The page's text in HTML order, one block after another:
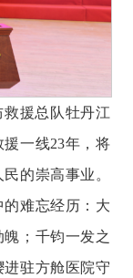
援总队牡丹江
援一线23年，将
的崇高事业。
难忘经历：大
；千钧一发之
驻方舱医院守